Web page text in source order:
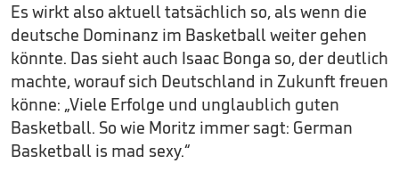
Es wirkt also aktuell tatsächlich so, als wenn die
deutsche Dominanz im Basketball weiter gehen
könnte. Das sieht auch Isaac Bonga so, der deutlich
machte, worauf sich Deutschland in Zukunft freuen
könne: „Viele Erfolge und unglaublich guten
Basketball. So wie Moritz immer sagt: German
Basketball is mad sexy.“